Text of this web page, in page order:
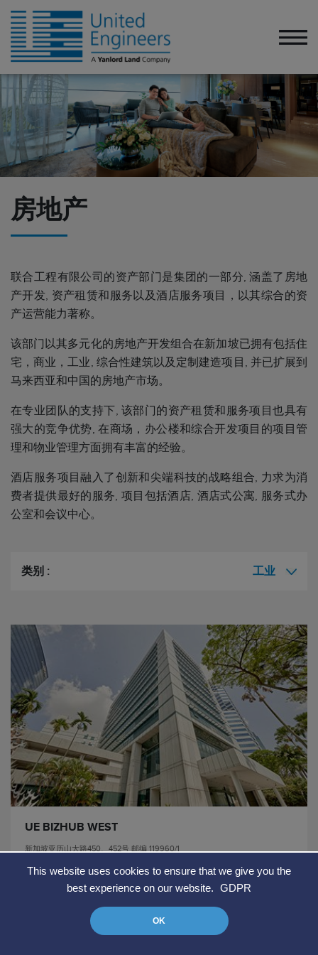
This website uses cookies to ensure that we give you the
best experience on our website.
GDPR
OK
房地产
联合工程有限公司的资产部门是集团的一部分, 涵盖了房地
产开发, 资产租赁和服务以及酒店服务项目，以其综合的资
产运营能力著称。
该部门以其多元化的房地产开发组合在新加坡已拥有包括住
宅，商业，工业, 综合性建筑以及定制建造项目, 并已扩展到
马来西亚和中国的房地产市场。
在专业团队的支持下, 该部门的资产租赁和服务项目也具有
强大的竞争优势, 在商场，办公楼和综合开发项目的项目管
理和物业管理方面拥有丰富的经验。
酒店服务项目融入了创新和尖端科技的战略组合, 力求为消
费者提供最好的服务, 项目包括酒店, 酒店式公寓, 服务式办
公室和会议中心。
类别 :
UE BIZHUB WEST
新加坡亚历山大路450、452号 邮编 119960/1
详细